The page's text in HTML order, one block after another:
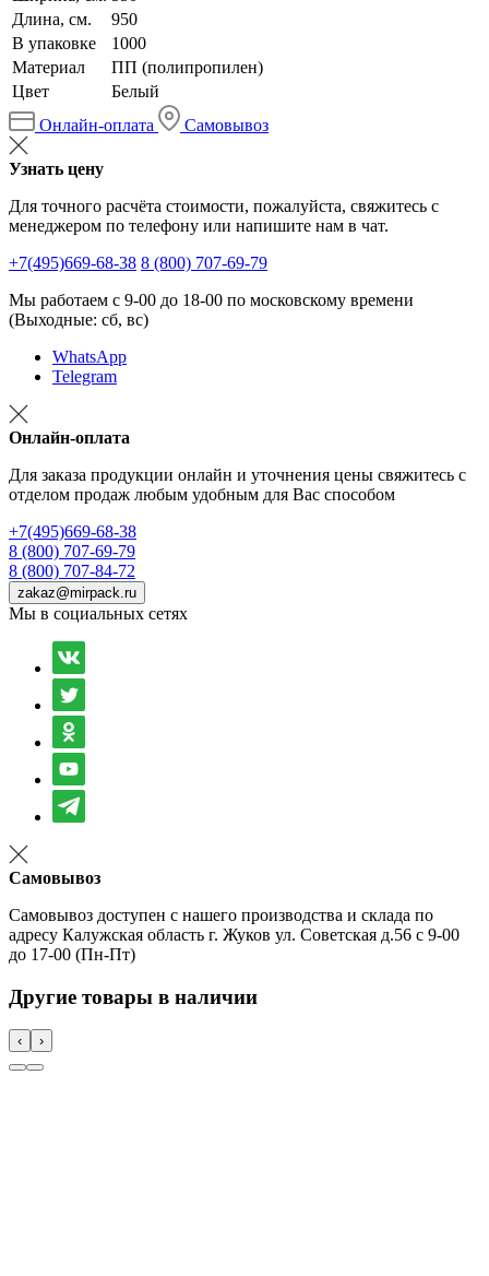
Длина, см.
950
В упаковке
1000
Материал
ПП (полипропилен)
Цвет
Белый
Онлайн-оплата
Самовывоз
Узнать цену
Для точного расчёта стоимости, пожалуйста, свяжитесь с
менеджером по телефону или напишите нам в чат.
+7(495)669-68-38 8 (800) 707-69-79
Мы работаем с 9-00 до 18-00 по московскому времени
(Выходные: сб, вс)
WhatsApp
Telegram
Онлайн-оплата
Для заказа продукции онлайн и уточнения цены свяжитесь с
отделом продаж любым удобным для Вас способом
+7(495)669-68-38
8 (800) 707-69-79
8 (800) 707-84-72
zakaz@mirpack.ru
Мы в социальных сетях
Самовывоз
Самовывоз доступен с нашего производства и склада по
адресу Калужская область г. Жуков ул. Советская д.56 с 9-00
до 17-00 (Пн-Пт)
Другие товары в наличии
‹ ›